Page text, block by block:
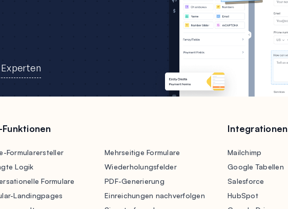
Formularersteller
Logik
Formulare
Landingpages
Mehrseitige Formulare
Wiederholungsfelder
PDF-Generierung
Einreichungen nachverfolgen
Integrationen
Mailchimp
Google Tabellen
Salesforce
HubSpot